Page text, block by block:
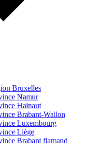
Bruxelles
Namur
Hainaut
Brabant-Wallon
Luxembourg
Liège
Brabant flamand